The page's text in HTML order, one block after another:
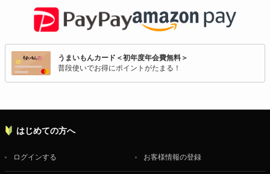
うまいもんカード＜初年度年会費無料＞
普段使いでお得にポイントがたまる！
はじめての方へ
ログインする お客様情報の登録